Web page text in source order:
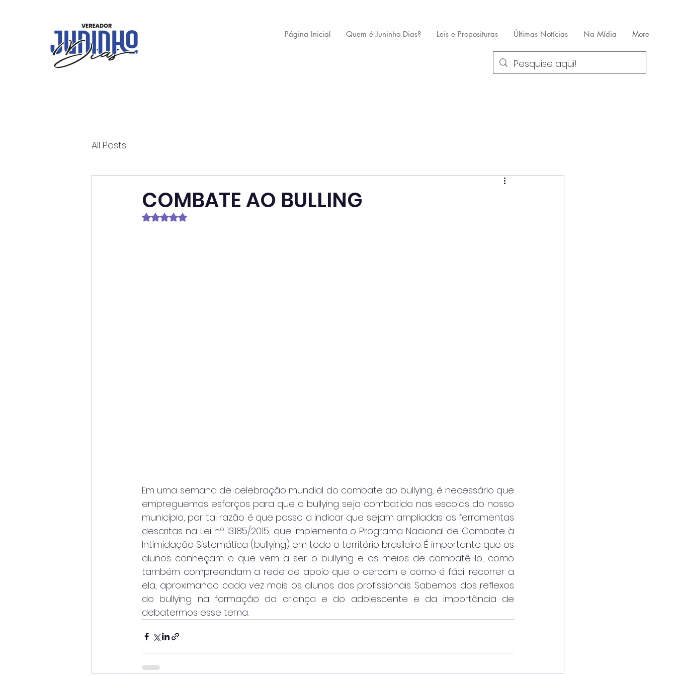
Página Inicial Quem é Juninho Dias? Leis e Proposituras Últimas Notícias Na Mídia More
All Posts
COMBATE AO BULLING
Avaliado com NaN de 5 estrelas.
Em uma semana de celebração mundial do combate ao bullying, é necessário que
empreguemos esforços para que o bullying seja combatido nas escolas do nosso
município, por tal razão é que passo a indicar que sejam ampliadas as ferramentas
descritas na Lei nº 13.185/2015, que implementa o Programa Nacional de Combate à
Intimidação Sistemática (bullying) em todo o território brasileiro. É importante que os
alunos conheçam o que vem a ser o bullying e os meios de combatê-lo, como
também compreendam a rede de apoio que o cercam e como é fácil recorrer a
ela, aproximando cada vez mais os alunos dos profissionais. Sabemos dos reflexos
do bullying na formação da criança e do adolescente e da importância de
debatermos esse tema.